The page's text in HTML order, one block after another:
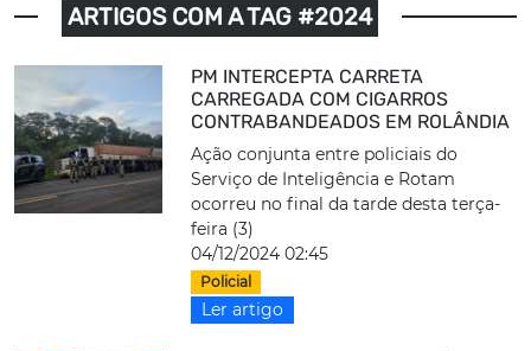
ARTIGOS COM A TAG #2024
PM INTERCEPTA CARRETA
CARREGADA COM CIGARROS
CONTRABANDEADOS EM ROLÂNDIA
Ação conjunta entre policiais do
Serviço de Inteligência e Rotam
ocorreu no final da tarde desta terça-
feira (3)
04/12/2024 02:45
Policial
Ler artigo